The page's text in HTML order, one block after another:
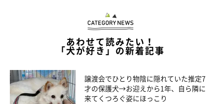
あわせて読みたい！
「犬が好き」の新着記事
譲渡会でひとり物陰に隠れていた推定7
才の保護犬→お迎えから1年、自ら隣に
来てくつろぐ姿にほっこり